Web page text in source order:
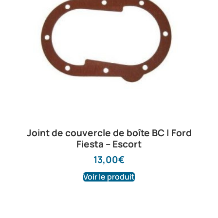
Joint de couvercle de boîte BC | Ford
Fiesta – Escort
13,00€
Voir le produit